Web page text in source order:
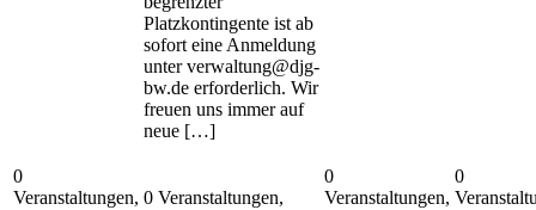
Platzkontingente ist ab
sofort eine Anmeldung
unter verwaltung@djg-
bw.de erforderlich. Wir
freuen uns immer auf
neue […]
0
Veranstaltungen, 0 Veranstaltungen,
0
Veranstaltungen,
0